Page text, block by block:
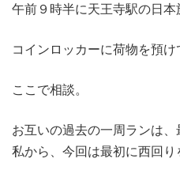
午前９時半に天王寺駅の日本
コインロッカーに荷物を預け
ここで相談。
お互いの過去の一周ランは、
私から、今回は最初に西回り